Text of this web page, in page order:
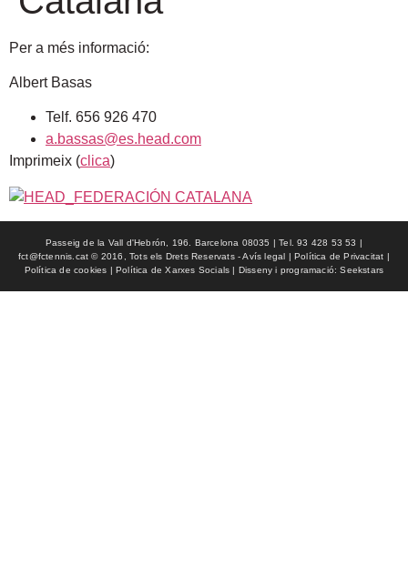
Per a més informació:
Albert Basas
Telf. 656 926 470
a.bassas@es.head.com
Imprimeix (clica)
Passeig de la Vall d'Hebrón, 196. Barcelona 08035 | Tel. 93 428 53 53 |
fct@fctennis.cat © 2016, Tots els Drets Reservats - Avís legal | Política de Privacitat |
Política de cookies | Política de Xarxes Socials | Disseny i programació: Seekstars